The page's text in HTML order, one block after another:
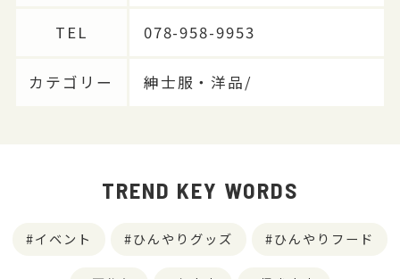
TEL 078-958-9953
カテゴリー 紳士服・洋品/
TREND KEY WORDS
イベント ひんやりグッズ ひんやりフード